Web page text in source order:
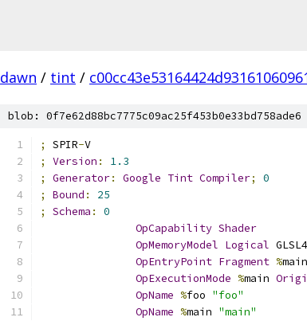
dawn / tint /
blob:
; SPIR-V
;
Version :
1.3
;
Generator: Google Tint Compiler;
0
;
Bound :
25
;
Schema :
0
OpCapability Shader
OpMemoryModel Logical
OpEntryPoint Fragment %main
OpExecutionMode %main
OpName %foo "foo"
OpName %main "main"